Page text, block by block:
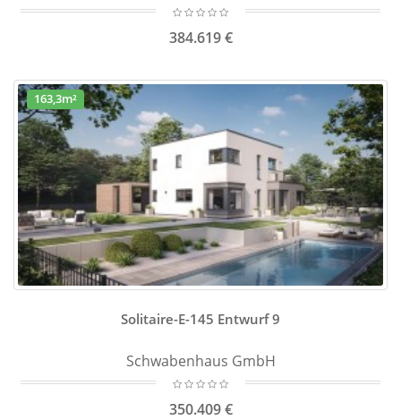
384.619 €
163,3m²
Solitaire-E-145 Entwurf 9
Schwabenhaus GmbH
350.409 €